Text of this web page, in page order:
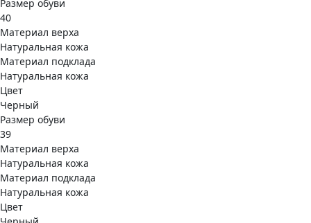
Размер обуви
40
Материал верха
Натуральная кожа
Материал подклада
Натуральная кожа
Цвет
Черный
Размер обуви
39
Материал верха
Натуральная кожа
Материал подклада
Натуральная кожа
Цвет